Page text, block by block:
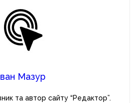
Мазур
та автор сайту “Редактор”.